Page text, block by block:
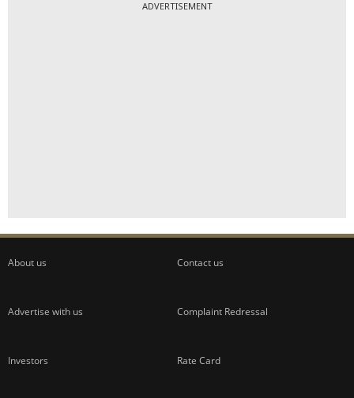
ADVERTISEMENT
About us Contact us
Advertise with us Complaint Redressal
Investors Rate Card